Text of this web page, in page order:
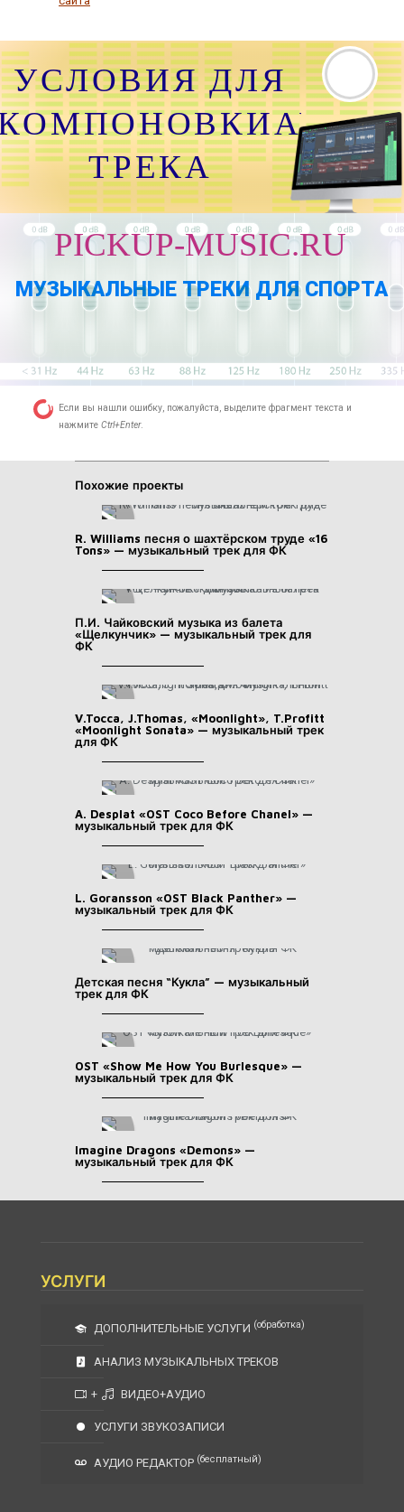
УСЛОВИЯ ДЛЯ
ТРЕКА
PICKUP-MUSIC.RU
МУЗЫКАЛЬНЫЕ ТРЕКИ ДЛЯ СПОРТА
Если вы нашли ошибку, пожалуйста, выделите фрагмент текста и
нажмите Ctrl+Enter.
Похожие проекты
R. Williams песня о шахтёрском труде «16
Tons» — музыкальный трек для ФК
П.И. Чайковский музыка из балета
«Щелкунчик» — музыкальный трек для
ФК
V.Tocca, J.Thomas, «Moonlight», T.Profitt
«Moonlight Sonata» — музыкальный трек
для ФК
A. Desplat «OST Coco Before Chanel» —
музыкальный трек для ФК
L. Goransson «OST Black Panther» —
музыкальный трек для ФК
Детская песня “Кукла” — музыкальный
трек для ФК
OST «Show Me How You Burlesque» —
музыкальный трек для ФК
Imagine Dragons «Demons» —
музыкальный трек для ФК
УСЛУГИ
ДОПОЛНИТЕЛЬНЫЕ УСЛУГИ (обработка)
АНАЛИЗ МУЗЫКАЛЬНЫХ ТРЕКОВ
+ ВИДЕО+АУДИО
УСЛУГИ ЗВУКОЗАПИСИ
АУДИО РЕДАКТОР (бесплатный)